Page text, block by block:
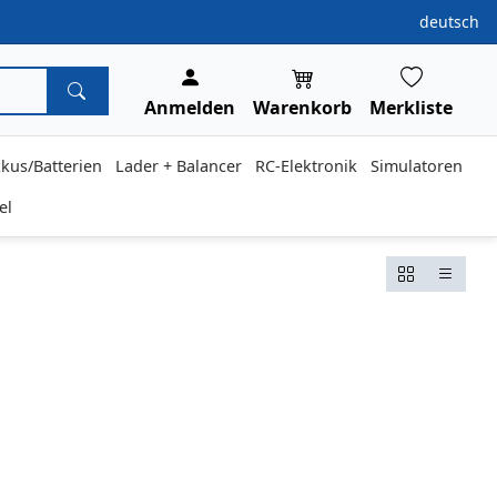
deutsch
Anmelden Warenkorb Merkliste
Batterien Lader + Balancer RC-Elektronik
Simulatoren